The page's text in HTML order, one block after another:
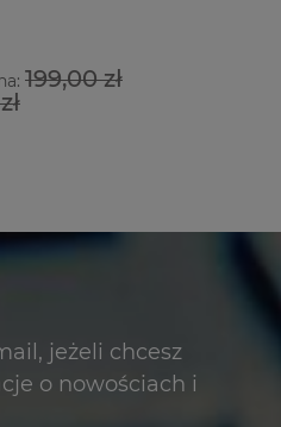
199,00 zł
jeżeli chcesz
o nowościach i